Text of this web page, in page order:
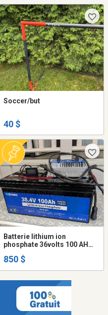
Soccer/but
40 $
Batterie lithium ion
phosphate 36volts 100 AH
850 $